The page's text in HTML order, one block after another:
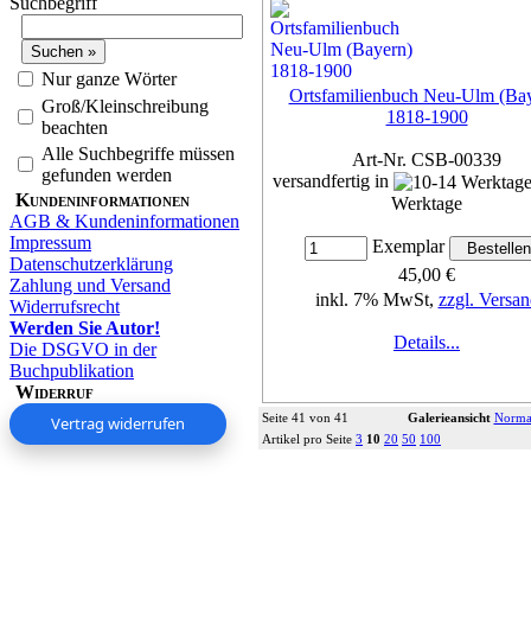
Nur ganze Wörter
Groß/Kleinschreibung
beachten
Alle Suchbegriffe müssen
gefunden werden
Kundeninformationen
AGB & Kundeninformationen
Impressum
Datenschutzerklärung
Zahlung und Versand
Widerrufsrecht
Werden Sie Autor!
Die DSGVO in der
Buchpublikation
Widerruf
Vertrag widerrufen
Ortsfamilienbuch Neu-Ulm
1818-1900
Art-Nr. CSB-00339
versandfertig in
Werktage
Exemplar
45,00 €
inkl. 7% MwSt, zzgl.
Details...
Seite 41 von 41 Galerieansicht
Artikel pro Seite 3 10 20 50 100